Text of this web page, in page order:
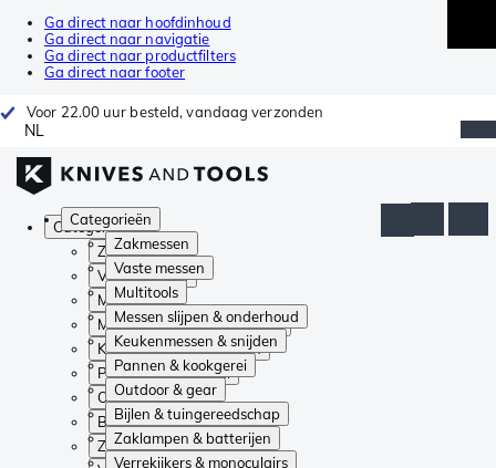
Ga direct naar hoofdinhoud
Ga direct naar navigatie
Ga direct naar productfilters
Ga direct naar footer
Voor 22.00 uur besteld, vandaag verzonden
NL
Categorieën
Zakmessen
Vaste messen
Multitools
Messen slijpen & onderhoud
Keukenmessen & snijden
Pannen & kookgerei
Outdoor & gear
Bijlen & tuingereedschap
Zaklampen & batterijen
Verrekijkers & monoculairs
Categorieën
Zakmessen
Vaste messen
Multitools
Messen slijpen & onderhoud
Keukenmessen & snijden
Pannen & kookgerei
Outdoor & gear
Bijlen & tuingereedschap
Zaklampen & batterijen